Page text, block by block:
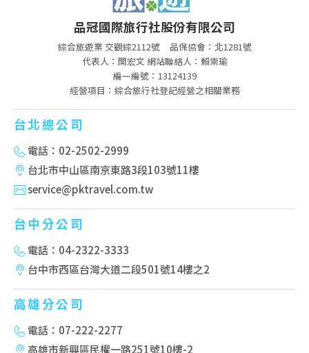
品冠國際旅行社股份有限公司
綜合旅遊業 交觀綜2112號
品保協會：北1281號
代表人：関宏文 網站聯絡人：賴崇瑜
編一編號：13124139
經營項目：綜合旅行社登記經營之相關業務
台北總公司
電話：02-2502-2999
台北市中山區南京東路3段103號11樓
service@pktravel.com.tw
台中分公司
電話：04-2322-3333
台中市西區台灣大道二段501號14樓之2
高雄分公司
電話：07-222-2277
高雄市新興區民權一路251號10樓-2